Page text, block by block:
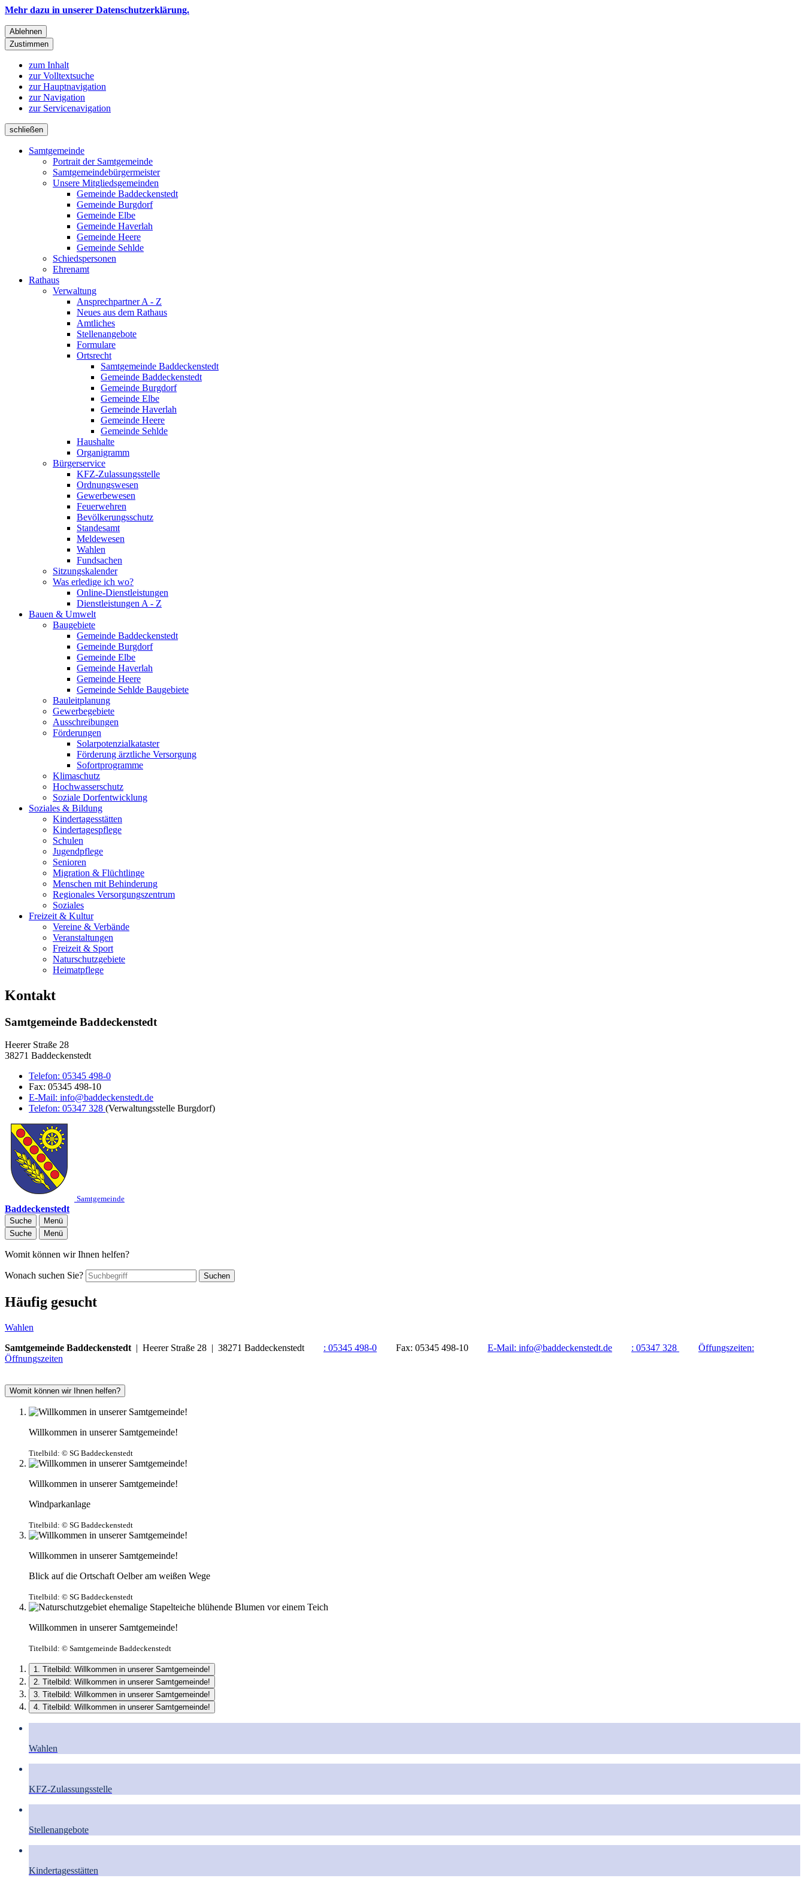
Mehr dazu in unserer Datenschutzerklärung.
Ablehnen
Zustimmen
zum Inhalt
zur Volltextsuche
zur Hauptnavigation
zur Navigation
zur Servicenavigation
schließen
Samtgemeinde
Portrait der Samtgemeinde
Samtgemeindebürgermeister
Unsere Mitgliedsgemeinden
Gemeinde Baddeckenstedt
Gemeinde Burgdorf
Gemeinde Elbe
Gemeinde Haverlah
Gemeinde Heere
Gemeinde Sehlde
Schiedspersonen
Ehrenamt
Rathaus
Verwaltung
Ansprechpartner A - Z
Neues aus dem Rathaus
Amtliches
Stellenangebote
Formulare
Ortsrecht
Samtgemeinde Baddeckenstedt
Gemeinde Baddeckenstedt
Gemeinde Burgdorf
Gemeinde Elbe
Gemeinde Haverlah
Gemeinde Heere
Gemeinde Sehlde
Haushalte
Organigramm
Bürgerservice
KFZ-Zulassungsstelle
Ordnungswesen
Gewerbewesen
Feuerwehren
Bevölkerungsschutz
Standesamt
Meldewesen
Wahlen
Fundsachen
Sitzungskalender
Was erledige ich wo?
Online-Dienstleistungen
Dienstleistungen A - Z
Bauen & Umwelt
Baugebiete
Gemeinde Baddeckenstedt
Gemeinde Burgdorf
Gemeinde Elbe
Gemeinde Haverlah
Gemeinde Heere
Gemeinde Sehlde Baugebiete
Bauleitplanung
Gewerbegebiete
Ausschreibungen
Förderungen
Solarpotenzialkataster
Förderung ärztliche Versorgung
Sofortprogramme
Klimaschutz
Hochwasserschutz
Soziale Dorfentwicklung
Soziales & Bildung
Kindertagesstätten
Kindertagespflege
Schulen
Jugendpflege
Senioren
Migration & Flüchtlinge
Menschen mit Behinderung
Regionales Versorgungszentrum
Soziales
Freizeit & Kultur
Vereine & Verbände
Veranstaltungen
Freizeit & Sport
Naturschutzgebiete
Heimatpflege
Kontakt
Samtgemeinde Baddeckenstedt
Heerer Straße 28
38271 Baddeckenstedt
Telefon: 05345 498-0
Fax: 05345 498-10
E-Mail: info@baddeckenstedt.de
Telefon: 05347 328 (Verwaltungsstelle Burgdorf)
Samtgemeinde
Baddeckenstedt
Suche
Menü
Suche
Menü
Womit können wir Ihnen helfen?
Wonach suchen Sie? Suchen
Häufig gesucht
Wahlen
Samtgemeinde Baddeckenstedt | Heerer Straße 28 | 38271 Baddeckenstedt : 05345 498-0 Fax: 05345 498-10 E-Mail: info@baddeckenstedt.de : 05347 328
Öffungszeiten:
Öffnungszeiten
Womit können wir Ihnen helfen?
Willkommen in unserer Samtgemeinde!
Titelbild: © SG Baddeckenstedt
Willkommen in unserer Samtgemeinde!
Windparkanlage
Titelbild: © SG Baddeckenstedt
Willkommen in unserer Samtgemeinde!
Blick auf die Ortschaft Oelber am weißen Wege
Titelbild: © SG Baddeckenstedt
Willkommen in unserer Samtgemeinde!
Titelbild: © Samtgemeinde Baddeckenstedt
1. Titelbild: Willkommen in unserer Samtgemeinde!
2. Titelbild: Willkommen in unserer Samtgemeinde!
3. Titelbild: Willkommen in unserer Samtgemeinde!
4. Titelbild: Willkommen in unserer Samtgemeinde!
Wahlen
KFZ-Zulassungsstelle
Stellenangebote
Kindertagesstätten